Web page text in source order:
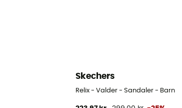
Skechers
Relix - Valder - Sandaler - Barn